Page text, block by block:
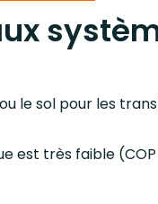
le sol pour les
est très faible